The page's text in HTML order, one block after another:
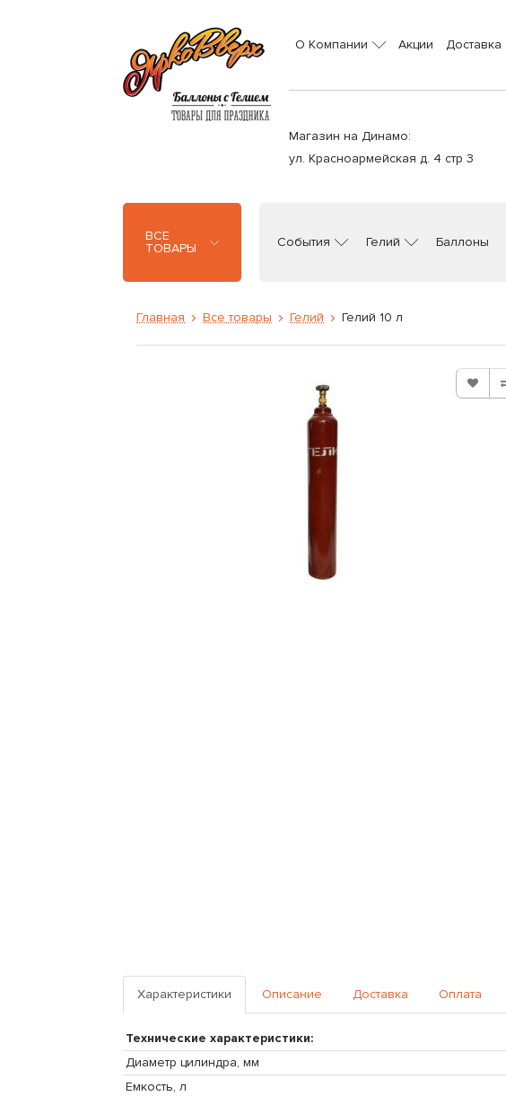
О Компании Акции Доставка
Магазин на Динамо:
ул. Красноармейская д. 4 стр 3
ВСЕ
ТОВАРЫ
События Гелий Баллоны
Главная Все товары Гелий Гелий 10 л
Характеристики Описание Доставка Оплата
Технические характеристики:
Диаметр цилиндра, мм
Емкость, л